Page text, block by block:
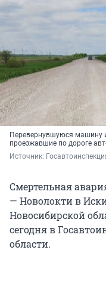
Перевернувшуюся машину
проезжавшие по дороге
Источник:
Смертельная
— Новолокти в
Новосибирской
сегодня в
области.